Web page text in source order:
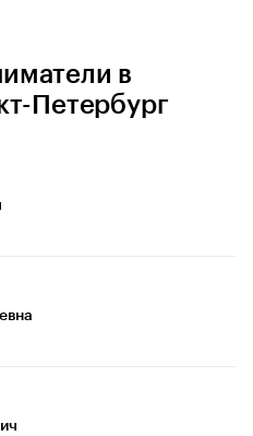
в
Петербург